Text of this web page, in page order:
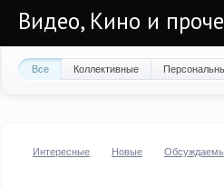
Видео, Кино и
Все Коллективные
Интересные Новые